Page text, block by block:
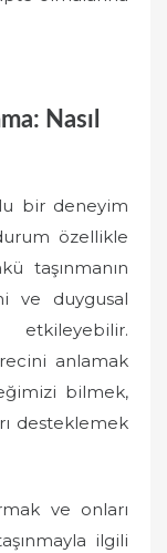
Nasıl
bir deneyim
özellikle
taşınmanın
ve duygusal
anlamak
bilmek,
desteklemek
ve onları
ilgili